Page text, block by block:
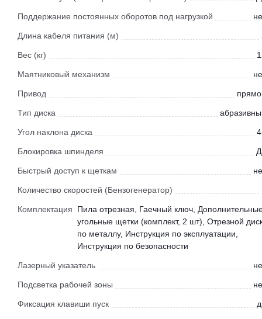
Поддержание постоянных оборотов под нагрузкой
Длина кабеля питания (м)
Вес (кг)
Маятниковый механизм
Привод
Тип диска
Угол наклона диска
Блокировка шпинделя
Быстрый доступ к щеткам
Количество скоростей (Бензогенератор)
Комплектация
Пила отрезная, Гаечный ключ,
угольные щетки (комплект, 2 шт), Отрезной
по металлу, Инструкция по эксплуатации,
Инструкция по безопасности
Лазерный указатель
Подсветка рабочей зоны
Фиксация клавиши пуск